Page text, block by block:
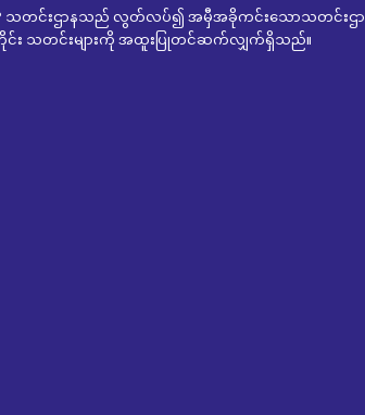
သတင်းဌာနသည် လွတ်လပ်၍ အမှီအခိုကင်းသောသတင်းဌာန
တိုင်း သတင်းများကို အထူးပြုတင်ဆက်လျှက်ရှိသည်။